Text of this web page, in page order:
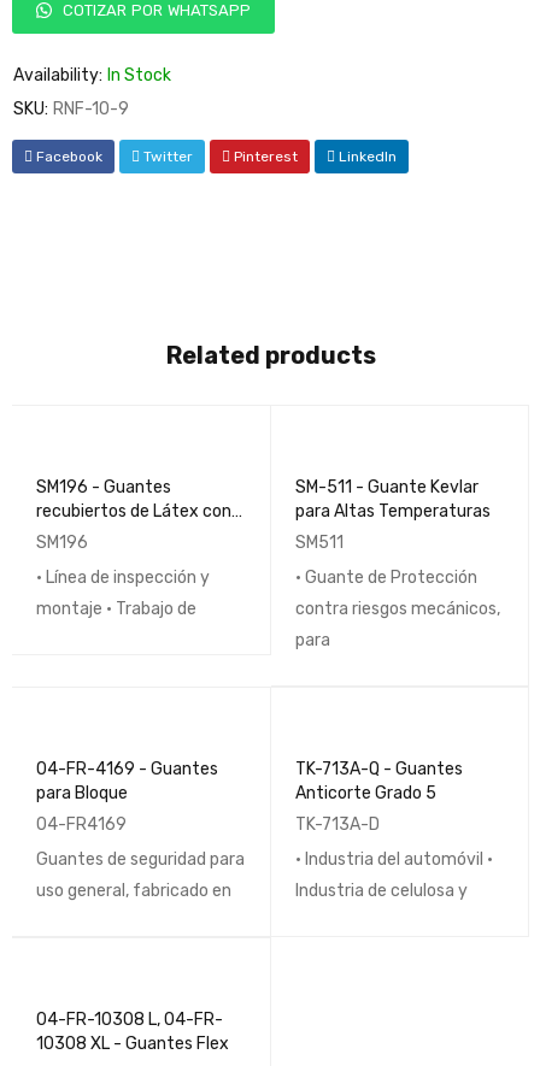
COTIZAR POR WHATSAPP
Availability: In Stock
SKU: RNF-10-9
Facebook Twitter Pinterest LinkedIn
Related products
SM196 - Guantes
recubiertos de Látex con
Doble Palma
SM196
• Línea de inspección y
montaje • Trabajo de
SM-511 - Guante Kevlar
para Altas Temperaturas
SM511
• Guante de Protección
contra riesgos mecánicos,
para
04-FR-4169 - Guantes
para Bloque
04-FR4169
Guantes de seguridad para
uso general, fabricado en
TK-713A-Q - Guantes
Anticorte Grado 5
TK-713A-D
• Industria del automóvil •
Industria de celulosa y
04-FR-10308 L, 04-FR-
10308 XL - Guantes Flex